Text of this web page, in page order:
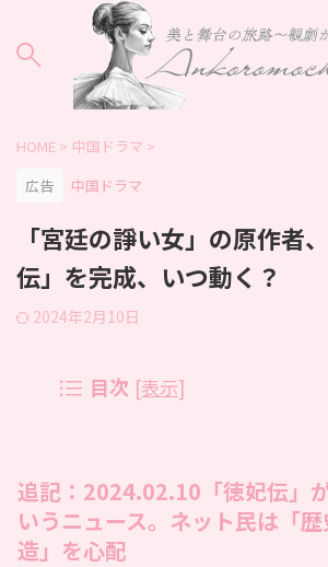
HOME > 中国ドラマ >
広告
中国ドラマ
「宮廷の諍い女」の原作者
伝」を完成、いつ動く？
2024年2月10日
目次 [表示]
追記：2024.02.10「徳妃伝」
いうニュース。ネット民は「
造」を心配